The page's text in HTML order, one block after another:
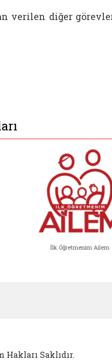
verilen diğer
İlk Öğretmenim Ailem
Hakları Saklıdır.